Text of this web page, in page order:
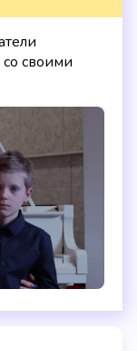
своими